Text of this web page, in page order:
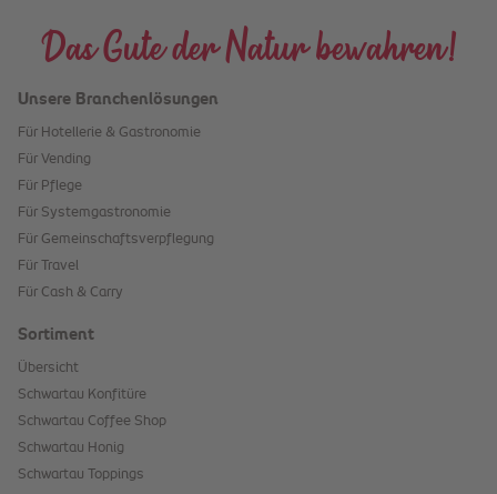
Das Gute der Natur bewahren!
Unsere Branchenlösungen
Für Hotellerie & Gastronomie
Für Vending
Für Pflege
Für Systemgastronomie
Für Gemeinschaftsverpflegung
Für Travel
Für Cash & Carry
Sortiment
Übersicht
Schwartau Konfitüre
Schwartau Coffee Shop
Schwartau Honig
Schwartau Toppings